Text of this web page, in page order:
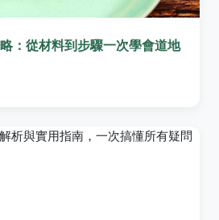
：從材料到步驟一次學會道地